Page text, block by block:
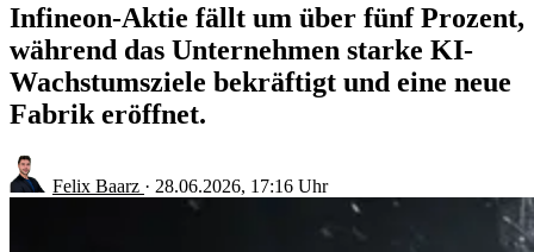
Infineon-Aktie fällt um über fünf Prozent,
während das Unternehmen starke KI-
Wachstumsziele bekräftigt und eine neue
Fabrik eröffnet.
Felix Baarz · 28.06.2026, 17:16 Uhr